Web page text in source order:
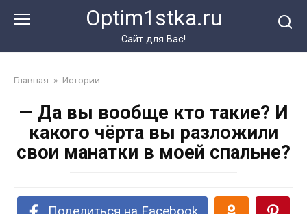
Optim1stka.ru
Сайт для Вас!
Главная » Истории
— Да вы вообще кто такие? И
какого чёрта вы разложили
свои манатки в моей спальне?